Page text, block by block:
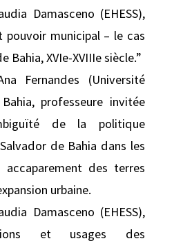
Damasceno (EHESS),
pouvoir municipal – le cas
Bahia, XVIe-XVIIIe siècle.”
Fernandes (Université
professeure invitée
de la politique
de Bahia dans les
accaparement des terres
urbaine.
Damasceno (EHESS),
et usages des